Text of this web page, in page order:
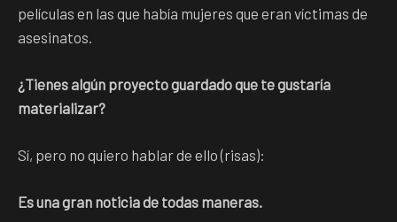
películas en las que había mujeres que eran víctimas de
asesinatos.
¿Tienes algún proyecto guardado que te gustaría
materializar?
Sí, pero no quiero hablar de ello (risas):
Es una gran noticia de todas maneras.